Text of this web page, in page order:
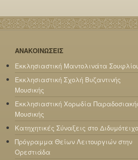
ΑΝΑΚΟΙΝΩΣΕΙΣ
Εκκλησιαστική Μαντολινάτα
Εκκλησιαστική Σχολή Βυζαντινής
Μουσικής
Εκκλησιαστική Χορωδία
Μουσικής
Κατηχητικές Σύναξεις στο Διδυμότειχο
Πρόγραμμα Θείων Λειτουργιών στην
Ορεστιάδα